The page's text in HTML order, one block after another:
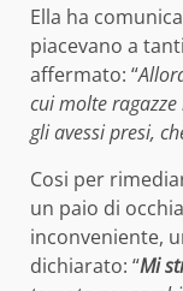
Ella ha
piacevano a
affermato: “
cui molte
gli avessi presi,
Cosi per
un paio di
inconveniente,
dichiarato: “Mi